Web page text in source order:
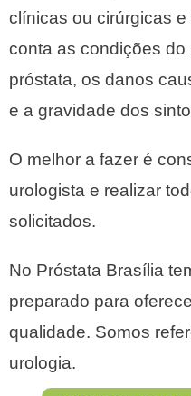
clínicas ou cirúrgicas
conta as condições
próstata, os danos
e a gravidade dos
O melhor a fazer é
urologista e realizar
solicitados.
No Próstata Brasília
preparado para
qualidade. Somos
urologia.